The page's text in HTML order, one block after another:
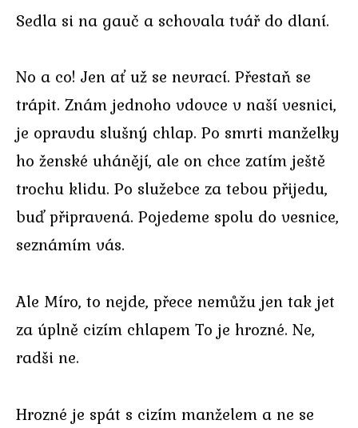
Sedla si na gauč a schovala tvář do dlaní.
No a co! Jen ať už se nevrací. Přestaň se
trápit. Znám jednoho vdovce v naší vesnici,
je opravdu slušný chlap. Po smrti manželky
ho ženské uhánějí, ale on chce zatím ještě
trochu klidu. Po služebce za tebou přijedu,
buď připravená. Pojedeme spolu do vesnice,
seznámím vás.
Ale Míro, to nejde, přece nemůžu jen tak jet
za úplně cizím chlapem To je hrozné. Ne,
radši ne.
Hrozné je spát s cizím manželem a ne se